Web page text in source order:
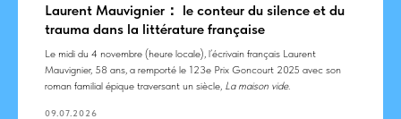
Laurent Mauvignier： le conteur du silence et du
trauma dans la littérature française
Le midi du 4 novembre (heure locale), l’écrivain français Laurent
Mauvignier, 58 ans, a remporté le 123e Prix Goncourt 2025 avec son
roman familial épique traversant un siècle, La maison vide.
09.07.2026